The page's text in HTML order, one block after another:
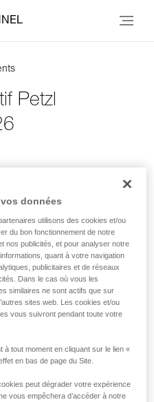
Petzl
données
utilisons des cookies et/ou
du bon fonctionnement de notre
nos publicités, et pour analyser notre
quant à votre navigation
publicitaires et de réseaux
Dans le cas où vous les
similaires ne sont actifs que sur
sites web. Les cookies et/ou
vous suivront pendant toute votre
tout moment en cliquant sur le lien «
en bas de page du Site.
peut dégrader votre expérience
vous empêchera d’accéder à notre